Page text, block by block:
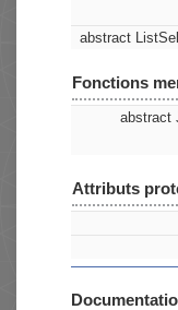
abstract
Fonctions
abstract
Attributs